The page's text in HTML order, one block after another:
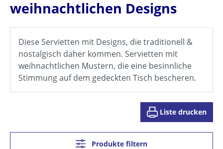
weihnachtlichen Designs
Diese Servietten mit Designs, die traditionell &
nostalgisch daher kommen. Servietten mit
weihnachtlichen Mustern, die eine besinnliche
Stimmung auf dem gedeckten Tisch bescheren.
Liste drucken
Produkte filtern